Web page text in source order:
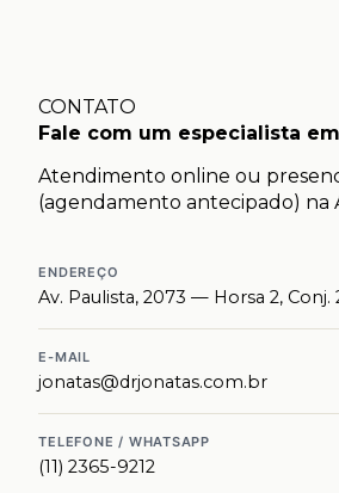
CONTATO
Fale com um especialista
Atendimento online ou
(agendamento antecipado) na
ENDEREÇO
Av. Paulista, 2073 — Horsa 2, Conj.
E-MAIL
jonatas@drjonatas.com.br
TELEFONE / WHATSAPP
(11) 2365-9212